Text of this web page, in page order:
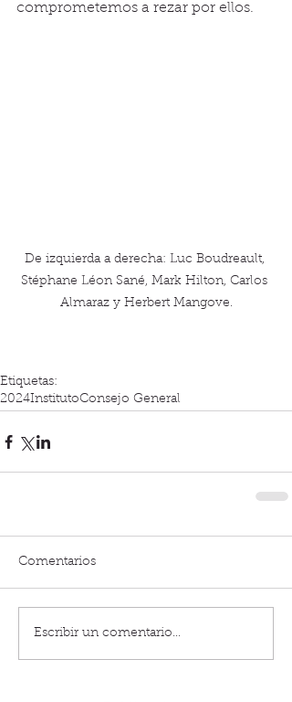
comprometemos a rezar por ellos.
De izquierda a derecha: Luc Boudreault,
Stéphane Léon Sané, Mark Hilton, Carlos
Almaraz y Herbert Mangove.
Etiquetas:
2024InstitutoConsejo General
Comentarios
Escribir un comentario...